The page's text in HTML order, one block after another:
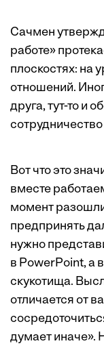
Сачмен
работе»
плоскостях: на
отношений.
друга, тут-то и
Вот что это
вместе
момент
предпринять
нужно
в PowerPoint, а
скукотища.
отличается от
думает иначе».